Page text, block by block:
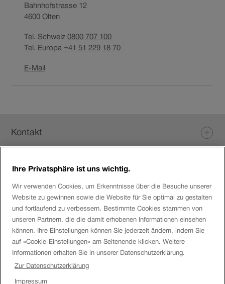
Bahnhofstrasse 12
4600 Olten
Tel. Schweiz 0800 707 100
Tel. Europa +41 51 229 18 70
E-MailLink
Kontakt
Login eServices
Social Media
Über die SBB
Ihre Privatsphäre ist uns wichtig.
Wir verwenden Cookies, um Erkenntnisse über die Besuche unserer
Website zu gewinnen sowie die Website für Sie optimal zu gestalten
und fortlaufend zu verbessern. Bestimmte Cookies stammen von
unseren Partnern, die die damit erhobenen Informationen einsehen
können. Ihre Einstellungen können Sie jederzeit ändern, indem Sie
auf «Cookie-Einstellungen» am Seitenende klicken. Weitere
Informationen erhalten Sie in unserer Datenschutzerklärung.
Zur Datenschutzerklärung
Impressum